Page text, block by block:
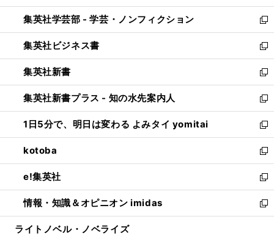
開
く
ウ
で
開
く
ン
ド
ウ
で
開
く
ウ
ィ
ン
ド
ウ
で
開
く
集英社学芸部 - 学芸・ノンフィクション
新
し
い
ウ
ィ
ン
ド
ウ
で
開
く
集英社ビジネス書
新
し
い
ウ
ィ
ン
ド
ウ
で
開
く
集英社新書
新
し
い
ウ
ィ
ン
ド
ウ
で
開
く
集英社新書プラス - 知の水先案内人
新
し
い
ウ
ィ
ン
ド
ウ
で
開
1日5分で、明日は変わる よみタイ yomitai
新
し
い
ウ
ィ
ン
ド
ウ
kotoba
新
し
い
ウ
ィ
ン
e!集英社
新
し
い
ウ
情報・知識＆オピニオン imidas
新
し
ライトノベル・ノベライズ